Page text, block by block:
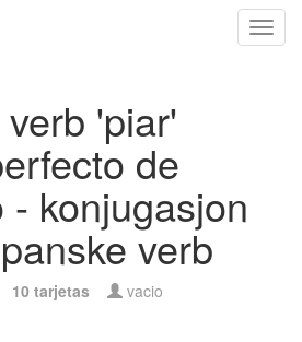
'piar'
de
- konjugasjon
verb
10 tarjetas vacio